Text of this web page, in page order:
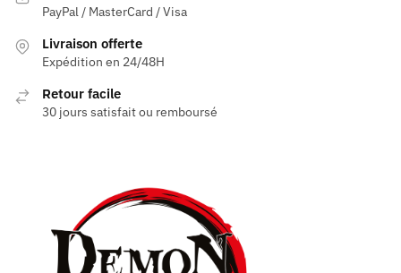
PayPal / MasterCard / Visa
Livraison offerte
Expédition en 24/48H
Retour facile
30 jours satisfait ou remboursé